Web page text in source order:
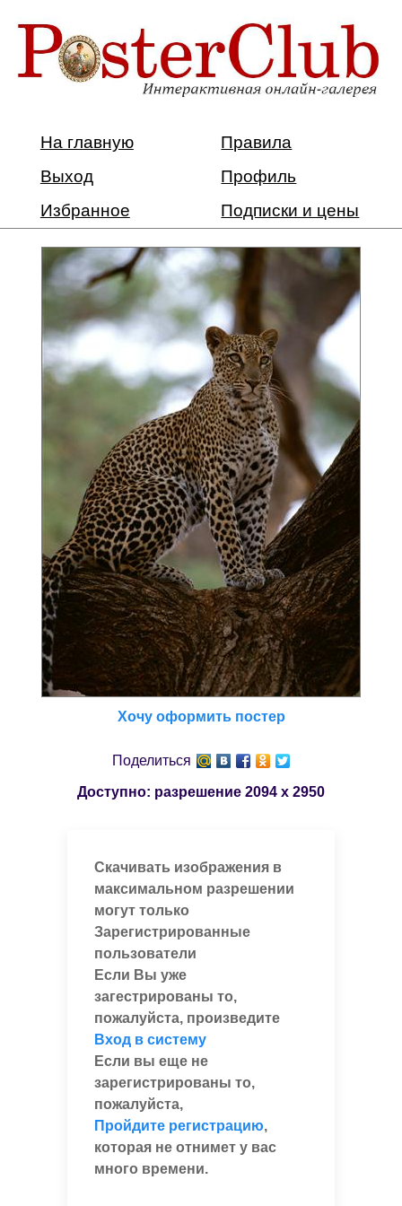
На главную
Правила
Выход
Профиль
Избранное
Подписки и цены
Хочу оформить постер
Поделиться
Доступно: разрешение 2094 x 2950
Скачивать изображения в
максимальном разрешении
могут только
Зарегистрированные
пользователи
Если Вы уже
загестрированы то,
пожалуйста, произведите
Вход в систему
Если вы еще не
зарегистрированы то,
пожалуйста,
Пройдите регистрацию,
которая не отнимет у вас
много времени.